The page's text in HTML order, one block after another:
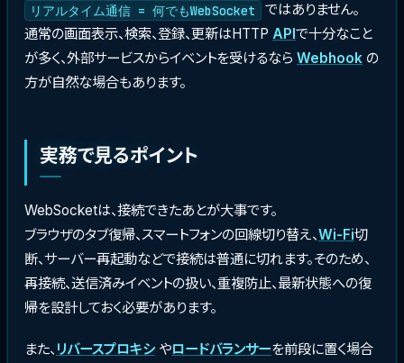
リアルタイム通信 = 何でもWebSocket
ではありません。
通常の画面表示、検索、登録、更新はHTTP API で十分なこと
が多く、外部サービスからイベントを受けるなら Webhook の
方が自然な場合もあります。
実務で見るポイント
WebSocketは、接続できたあとが大事です。
ブラウザのタブ復帰、スマートフォンの回線切り替え、Wi-Fi切
断、サーバー再起動などで接続は普通に切れます。そのため、
再接続、送信済みイベントの扱い、重複防止、最新状態への復
帰を設計しておく必要があります。
また、 リバースプロキシ やロードバランサーを前段に置く場合